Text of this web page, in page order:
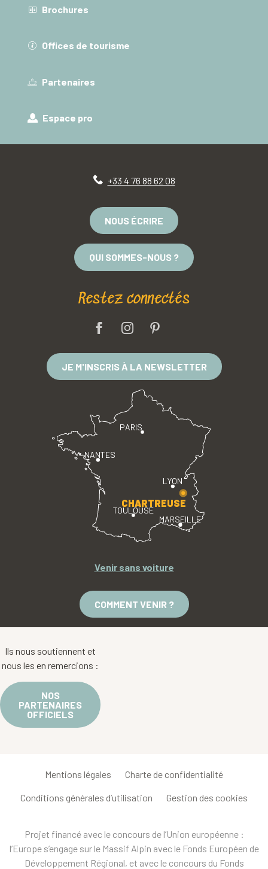
Brochures
Offices de tourisme
Partenaires
Espace pro
+33 4 76 88 62 08
NOUS ÉCRIRE
QUI SOMMES-NOUS ?
Restez connectés
JE M'INSCRIS À LA NEWSLETTER
PARIS
LYON
TOULOUSE
MARSEILLE
NANTES
CHARTREUSE
Venir sans voiture
COMMENT VENIR ?
Ils nous soutiennent et
nous les en remercions :
NOS
PARTENAIRES
OFFICIELS
Mentions légales Charte de confidentialité
Conditions générales d’utilisation Gestion des cookies
Projet financé avec le concours de l’Union européenne :
l’Europe s’engage sur le Massif Alpin avec le Fonds Européen de
Développement Régional, et avec le concours du Fonds